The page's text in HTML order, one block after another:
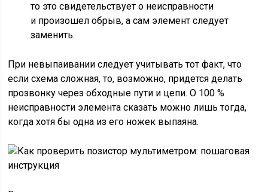
то это свидетельствует о неисправности
и произошел обрыв, а сам элемент следует
заменить.
При невыпаивании следует учитывать тот факт, что
если схема сложная, то, возможно, придется делать
прозвонку через обходные пути и цепи. О 100 %
неисправности элемента сказать можно лишь тогда,
когда хотя бы одна из его ножек выпаяна.